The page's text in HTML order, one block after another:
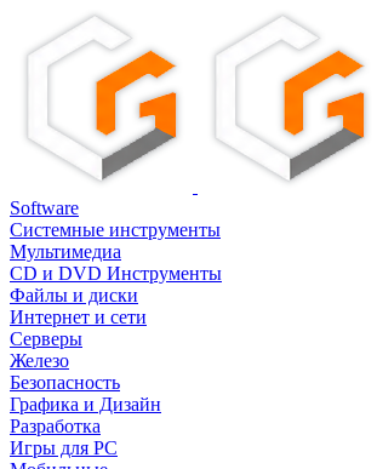
Software
Системные инструменты
Мультимедиа
CD и DVD Инструменты
Файлы и диски
Интернет и сети
Серверы
Железо
Безопасность
Графика и Дизайн
Разработка
Игры для PC